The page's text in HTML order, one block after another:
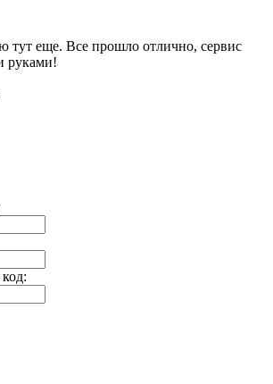
тут еще. Все прошло отлично, сервис
руками!